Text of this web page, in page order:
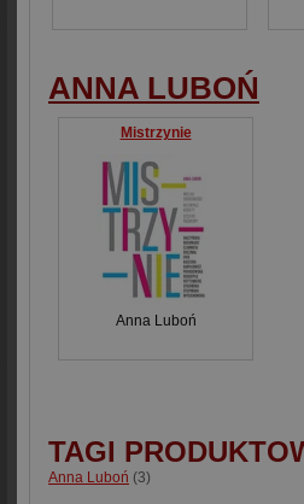
ANNA LUBOŃ
Mistrzynie
Anna Luboń
TAGI
Anna Luboń (3)